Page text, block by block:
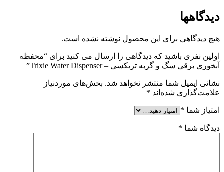
دیدگاهها
هیچ دیدگاهی برای این محصول نوشته نشده است.
اولین نفری باشید که دیدگاهی را ارسال می کنید برای “محفظه
آبخوری برقی سگ و گربه تریکسی – Trixie Water Dispenser”
نشانی ایمیل شما منتشر نخواهد شد. بخش‌های موردنیاز
علامت‌گذاری شده‌اند *
امتیاز شما *
دیدگاه شما *